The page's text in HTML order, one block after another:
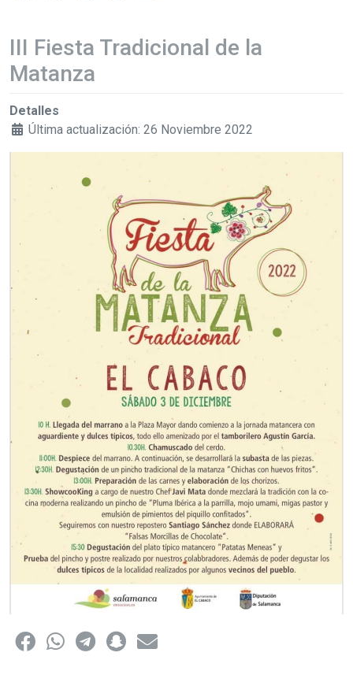
III Fiesta Tradicional de la
Matanza
Detalles
Última actualización: 26 Noviembre 2022